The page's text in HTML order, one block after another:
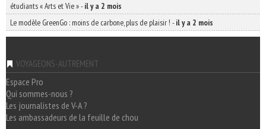
étudiants « Arts et Vie »-il y a 2 mois
Le modèle GreenGo : moins de carbone, plus de plaisir ! -il y a 2 mois
VOYAGEONS-AUTREMENT
Espace Pro
Qui sommes-nous ?
Les journalistes de V-A ?
Les ambassadeurs de la feuille de chou